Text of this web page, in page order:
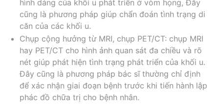
hình dáng của khối u phát triển ở vòm họng, Đây
cũng là phương pháp giúp chẩn đoán tình trạng di
căn của các khối u.
Chụp cộng hưởng từ MRI, chụp PET/CT: chụp MRI
hay PET/CT cho hình ảnh quan sát đa chiều và rõ
nét giúp phát hiện tình trạng phát triển của khối u.
Đây cũng là phương pháp bác sĩ thường chỉ định
để xác nhận giai đoạn bệnh trước khi tiến hành lập
phác đồ chữa trị cho bệnh nhân.